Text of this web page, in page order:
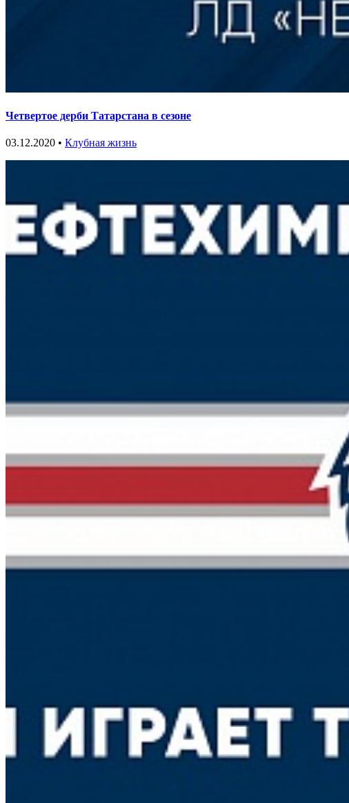
Четвертое дерби Татарстана в сезоне
03.12.2020 • Клубная жизнь